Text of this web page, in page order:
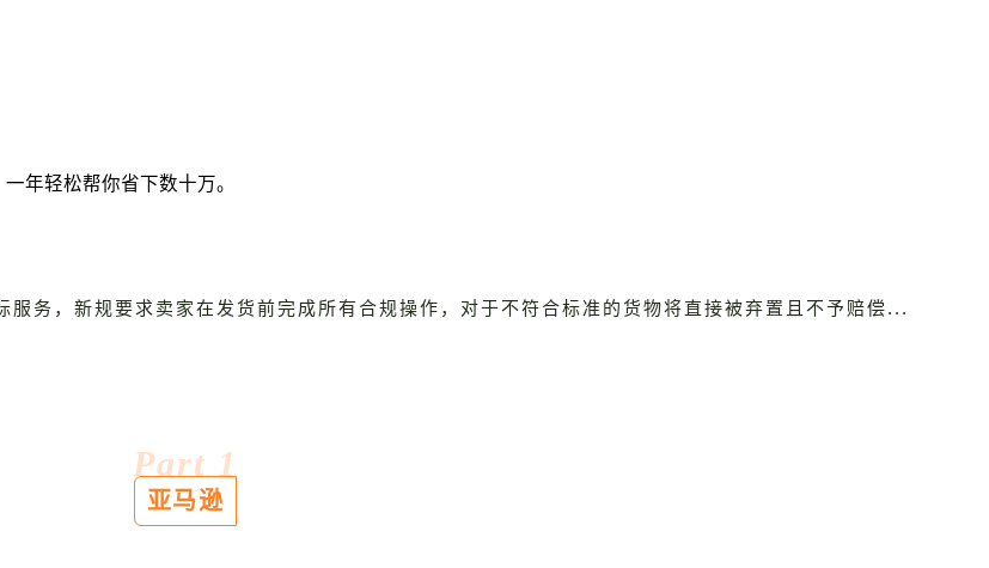
年轻松帮你省下数十万。
务，新规要求卖家在发货前完成所有合规操作，对于不符合标准的货物将直接被弃置且不予赔偿...
Part 1
亚马逊